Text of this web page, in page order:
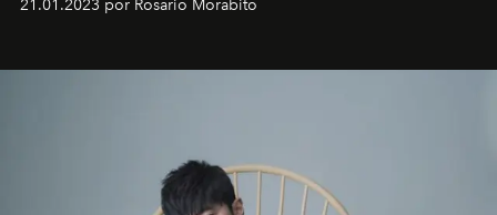
21.01.2023 por Rosario Morabito